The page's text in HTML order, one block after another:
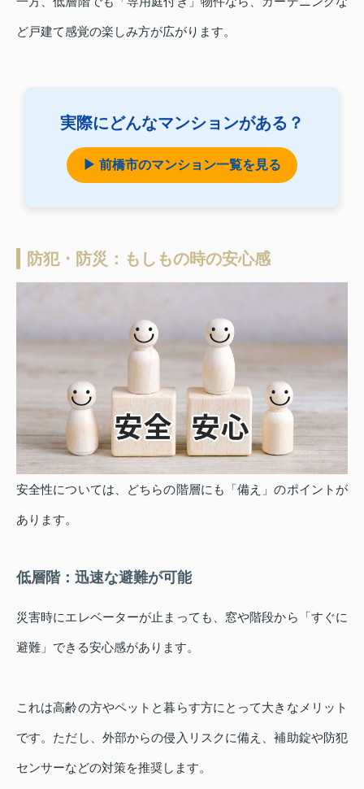
ど戸建て感覚の楽しみ方が広がります。
実際にどんなマンションがある？
▶ 前橋市のマンション一覧を見る
防犯・防災：もしもの時の安心感
安全性については、どちらの階層にも「備え」のポイントが
あります。
低層階：迅速な避難が可能
災害時にエレベーターが止まっても、窓や階段から「すぐに
避難」できる安心感があります。
これは高齢の方やペットと暮らす方にとって大きなメリット
です。ただし、外部からの侵入リスクに備え、補助錠や防犯
センサーなどの対策を推奨します。